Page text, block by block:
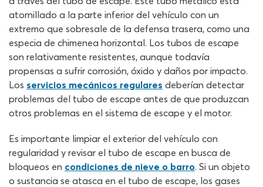
atornillado a la parte inferior del vehículo con un
extremo que sobresale de la defensa trasera, como una
especia de chimenea horizontal. Los tubos de escape
son relativamente resistentes, aunque todavía
propensas a sufrir corrosión, óxido y daños por impacto.
Los servicios mecánicos regulares deberían detectar
problemas del tubo de escape antes de que produzcan
otros problemas en el sistema de escape y el motor.
Es importante limpiar el exterior del vehículo con
regularidad y revisar el tubo de escape en busca de
bloqueos en condiciones de nieve o barro. Si un objeto
o sustancia se atasca en el tubo de escape, los gases